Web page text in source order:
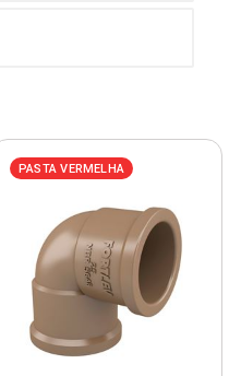
PASTA VERMELHA